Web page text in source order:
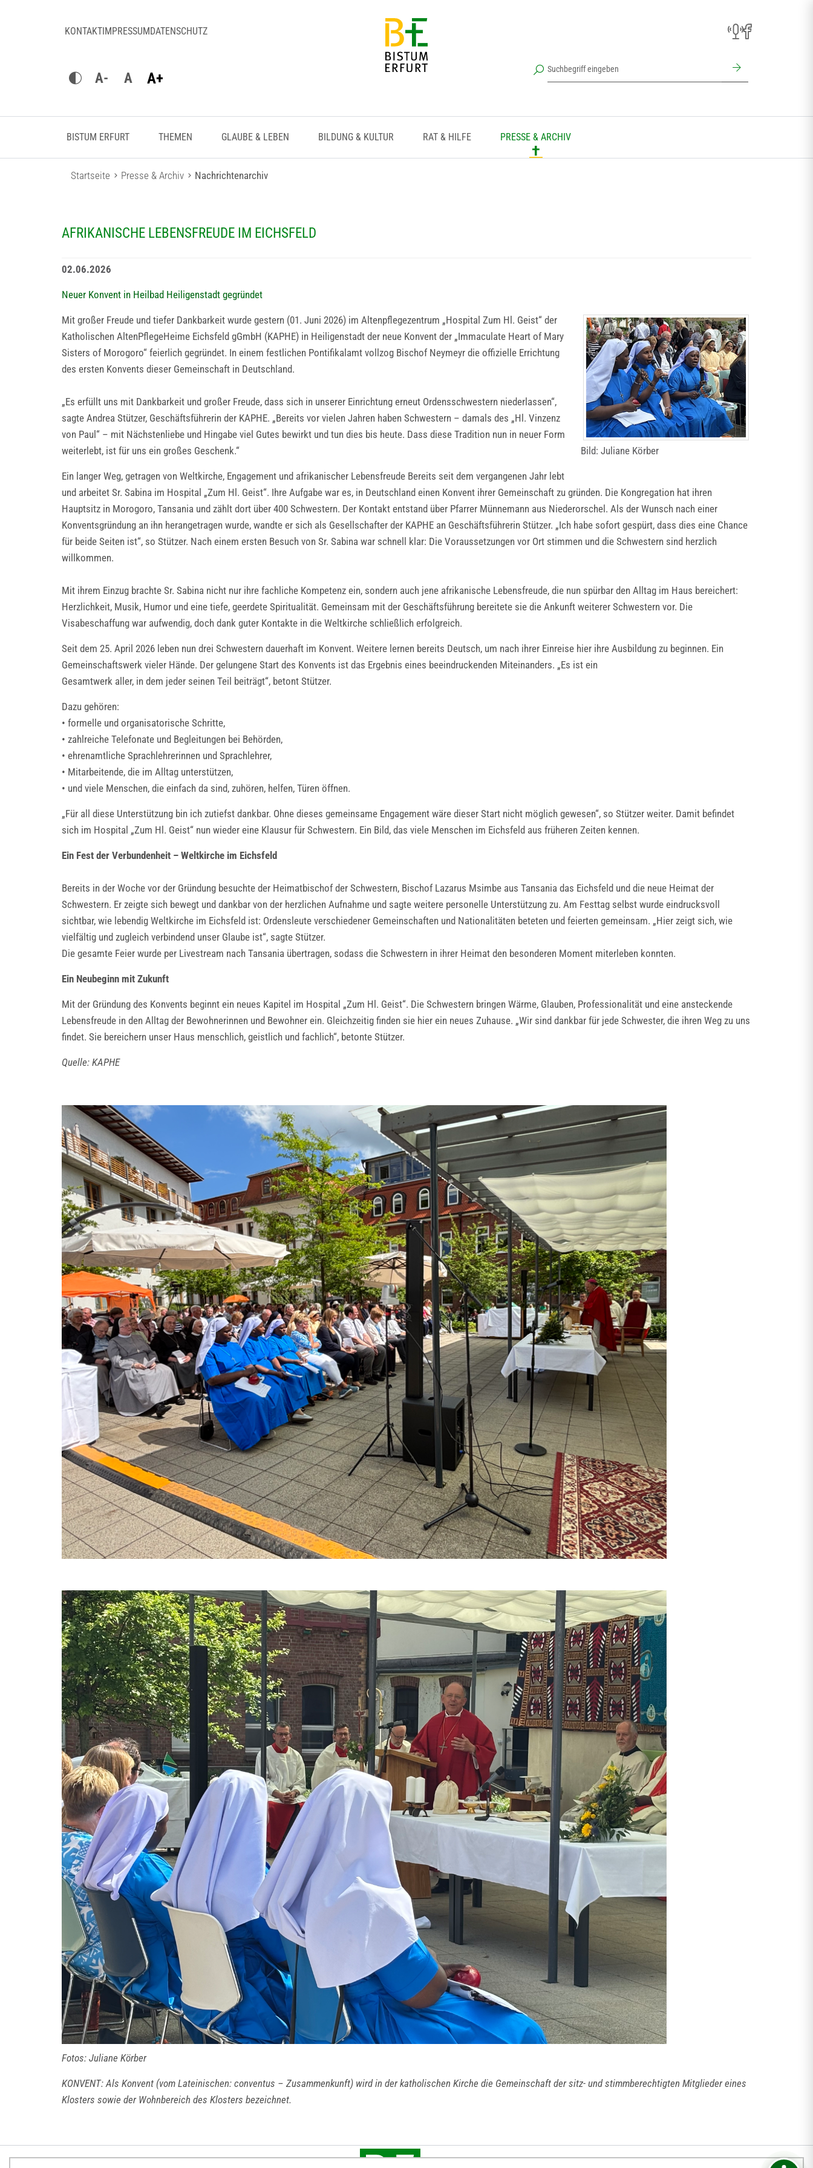
KONTAKTIMPRESSUMDATENSCHUTZ
A- A A+
BISTUM ERFURT THEMEN GLAUBE & LEBEN BILDUNG & KULTUR RAT & HILFE PRESSE & ARCHIV
Startseite Presse & Archiv Nachrichtenarchiv
AFRIKANISCHE LEBENSFREUDE IM EICHSFELD
02.06.2026
Neuer Konvent in Heilbad Heiligenstadt gegründet
Bild: Juliane Körber
Mit großer Freude und tiefer Dankbarkeit wurde gestern (01. Juni 2026) im Altenpflegezentrum „Hospital Zum Hl. Geist“ der
Katholischen AltenPflegeHeime Eichsfeld gGmbH (KAPHE) in Heiligenstadt der neue Konvent der „Immaculate Heart of Mary
Sisters of Morogoro“ feierlich gegründet. In einem festlichen Pontifikalamt vollzog Bischof Neymeyr die offizielle Errichtung
des ersten Konvents dieser Gemeinschaft in Deutschland.
„Es erfüllt uns mit Dankbarkeit und großer Freude, dass sich in unserer Einrichtung erneut Ordensschwestern niederlassen“,
sagte Andrea Stützer, Geschäftsführerin der KAPHE. „Bereits vor vielen Jahren haben Schwestern – damals des „Hl. Vinzenz
von Paul“ – mit Nächstenliebe und Hingabe viel Gutes bewirkt und tun dies bis heute. Dass diese Tradition nun in neuer Form
weiterlebt, ist für uns ein großes Geschenk.“
Ein langer Weg, getragen von Weltkirche, Engagement und afrikanischer Lebensfreude Bereits seit dem vergangenen Jahr lebt
und arbeitet Sr. Sabina im Hospital „Zum Hl. Geist“. Ihre Aufgabe war es, in Deutschland einen Konvent ihrer Gemeinschaft zu gründen. Die Kongregation hat ihren
Hauptsitz in Morogoro, Tansania und zählt dort über 400 Schwestern. Der Kontakt entstand über Pfarrer Münnemann aus Niederorschel. Als der Wunsch nach einer
Konventsgründung an ihn herangetragen wurde, wandte er sich als Gesellschafter der KAPHE an Geschäftsführerin Stützer. „Ich habe sofort gespürt, dass dies eine Chance
für beide Seiten ist“, so Stützer. Nach einem ersten Besuch von Sr. Sabina war schnell klar: Die Voraussetzungen vor Ort stimmen und die Schwestern sind herzlich
willkommen.
Mit ihrem Einzug brachte Sr. Sabina nicht nur ihre fachliche Kompetenz ein, sondern auch jene afrikanische Lebensfreude, die nun spürbar den Alltag im Haus bereichert:
Herzlichkeit, Musik, Humor und eine tiefe, geerdete Spiritualität. Gemeinsam mit der Geschäftsführung bereitete sie die Ankunft weiterer Schwestern vor. Die
Visabeschaffung war aufwendig, doch dank guter Kontakte in die Weltkirche schließlich erfolgreich.
Seit dem 25. April 2026 leben nun drei Schwestern dauerhaft im Konvent. Weitere lernen bereits Deutsch, um nach ihrer Einreise hier ihre Ausbildung zu beginnen. Ein
Gemeinschaftswerk vieler Hände. Der gelungene Start des Konvents ist das Ergebnis eines beeindruckenden Miteinanders. „Es ist ein
Gesamtwerk aller, in dem jeder seinen Teil beiträgt“, betont Stützer.
Dazu gehören:
• formelle und organisatorische Schritte,
• zahlreiche Telefonate und Begleitungen bei Behörden,
• ehrenamtliche Sprachlehrerinnen und Sprachlehrer,
• Mitarbeitende, die im Alltag unterstützen,
• und viele Menschen, die einfach da sind, zuhören, helfen, Türen öffnen.
„Für all diese Unterstützung bin ich zutiefst dankbar. Ohne dieses gemeinsame Engagement wäre dieser Start nicht möglich gewesen“, so Stützer weiter. Damit befindet
sich im Hospital „Zum Hl. Geist“ nun wieder eine Klausur für Schwestern. Ein Bild, das viele Menschen im Eichsfeld aus früheren Zeiten kennen.
Ein Fest der Verbundenheit – Weltkirche im Eichsfeld
Bereits in der Woche vor der Gründung besuchte der Heimatbischof der Schwestern, Bischof Lazarus Msimbe aus Tansania das Eichsfeld und die neue Heimat der
Schwestern. Er zeigte sich bewegt und dankbar von der herzlichen Aufnahme und sagte weitere personelle Unterstützung zu. Am Festtag selbst wurde eindrucksvoll
sichtbar, wie lebendig Weltkirche im Eichsfeld ist: Ordensleute verschiedener Gemeinschaften und Nationalitäten beteten und feierten gemeinsam. „Hier zeigt sich, wie
vielfältig und zugleich verbindend unser Glaube ist“, sagte Stützer.
Die gesamte Feier wurde per Livestream nach Tansania übertragen, sodass die Schwestern in ihrer Heimat den besonderen Moment miterleben konnten.
Ein Neubeginn mit Zukunft
Mit der Gründung des Konvents beginnt ein neues Kapitel im Hospital „Zum Hl. Geist“. Die Schwestern bringen Wärme, Glauben, Professionalität und eine ansteckende
Lebensfreude in den Alltag der Bewohnerinnen und Bewohner ein. Gleichzeitig finden sie hier ein neues Zuhause. „Wir sind dankbar für jede Schwester, die ihren Weg zu uns
findet. Sie bereichern unser Haus menschlich, geistlich und fachlich“, betonte Stützer.
Quelle: KAPHE
Fotos: Juliane Körber
KONVENT: Als Konvent (vom Lateinischen: conventus – Zusammenkunft) wird in der katholischen Kirche die Gemeinschaft der sitz- und stimmberechtigten Mitglieder eines
Klosters sowie der Wohnbereich des Klosters bezeichnet.